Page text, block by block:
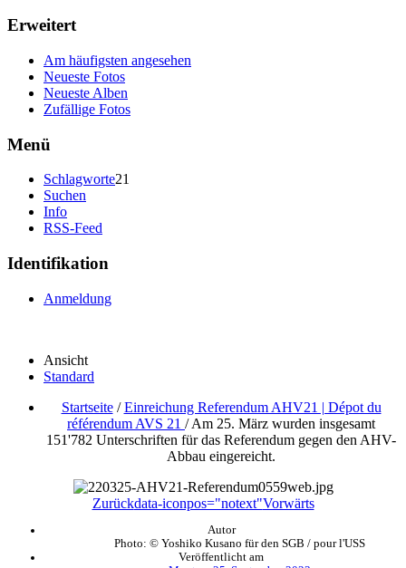
Erweitert
Am häufigsten angesehen
Neueste Fotos
Neueste Alben
Zufällige Fotos
Menü
Schlagworte21
Suchen
Info
RSS-Feed
Identifikation
Anmeldung
Ansicht
Standard
Startseite/Einreichung Referendum AHV21 | Dépot du
référendum AVS 21 /Am 25. März wurden insgesamt
151'782 Unterschriften für das Referendum gegen den AHV-
Abbau eingereicht.
Zurückdata-iconpos="notext"Vorwärts
Autor
Photo: © Yoshiko Kusano für den SGB / pour l'USS
Veröffentlicht am